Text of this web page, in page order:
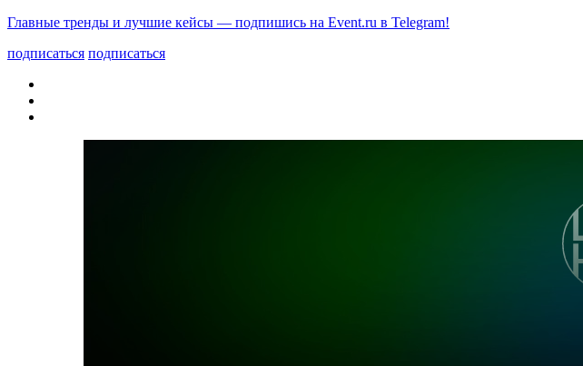
Главные тренды и лучшие кейсы — подпишись на Event.ru в Telegram!
подписаться подписаться